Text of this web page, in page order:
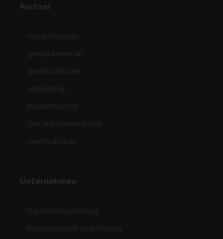
Partner
netzathleten.de
gesuendernet.de
worldsoffood.de
urbanlife.de
planetoftech.de
fast-and-luxurious.com
newfoodcity.de
Unternehmen
Datenschutzerklärung
Redaktionsbüro Derk Hoberg